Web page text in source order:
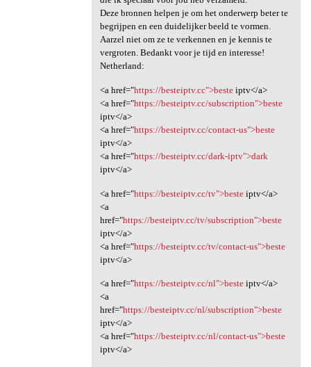
Deze bronnen helpen je om het onderwerp beter te
begrijpen en een duidelijker beeld te vormen.
Aarzel niet om ze te verkennen en je kennis te
vergroten. Bedankt voor je tijd en interesse!
Netherland:
<a href="https://besteiptv.cc">besteiptv</a>
<a href="https://besteiptv.cc/subscription">beste
iptv</a>
<a href="https://besteiptv.cc/contact-us">beste
iptv</a>
<a href="https://besteiptv.cc/dark-iptv">dark
iptv</a>
<a href="https://besteiptv.cc/tv">besteiptv</a>
<a
href="https://besteiptv.cc/tv/subscription">beste
iptv</a>
<a href="https://besteiptv.cc/tv/contact-us">beste
iptv</a>
<a href="https://besteiptv.cc/nl">besteiptv</a>
<a
href="https://besteiptv.cc/nl/subscription">beste
iptv</a>
<a href="https://besteiptv.cc/nl/contact-us">beste
iptv</a>